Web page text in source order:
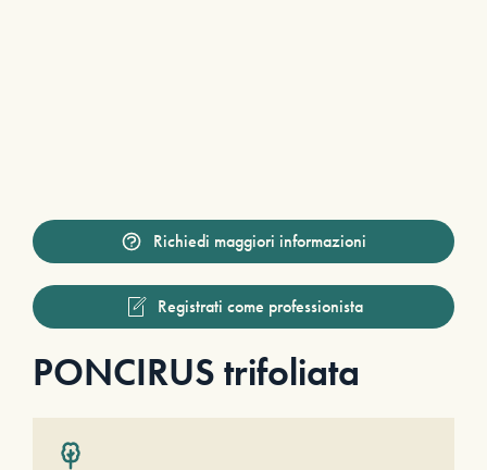
Richiedi maggiori informazioni
Registrati come professionista
PONCIRUS trifoliata